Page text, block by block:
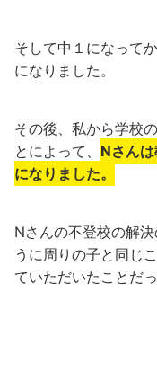
そして中１になって
になりました。
その後、私から学校
とによって、 Nさん
になりました。
Nさんの不登校の解
うに周りの子と同じ
ていただいたことだっ